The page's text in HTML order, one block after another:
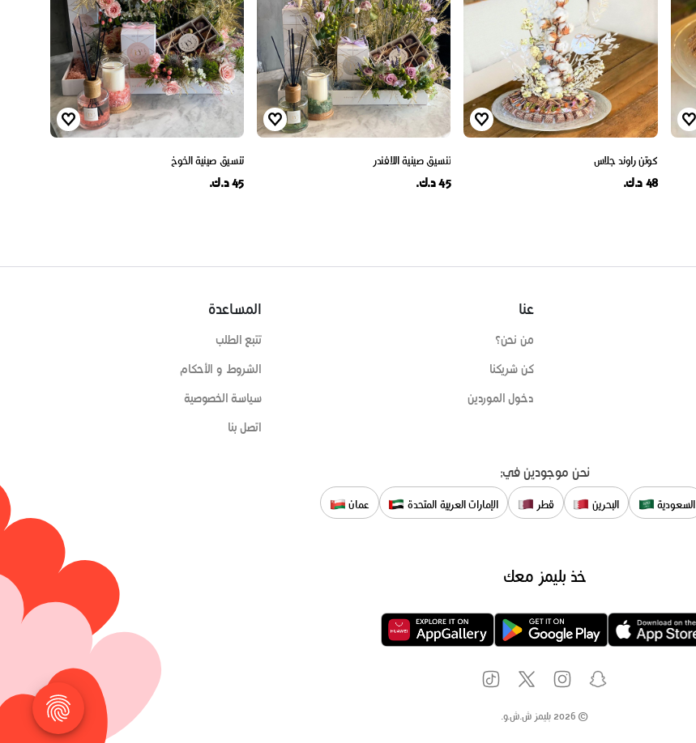
كوتن راوند جلاس
48 د.ك.
تنسيق صينية اللافندر
45 د.ك.
تنسيق صينية الخوخ
45 د.ك.
عنا
من نحن؟
كن شريكنا
دخول الموردين
المساعدة
تتبع الطلب
الشروط و الأحكام
سياسة الخصوصية
اتصل بنا
نحن موجودين في:
السعودية البحرين قطر الإمارات العربية المتحدة عمان
خذ بليمز معك
©
2026 بليمز ش.ش.و.